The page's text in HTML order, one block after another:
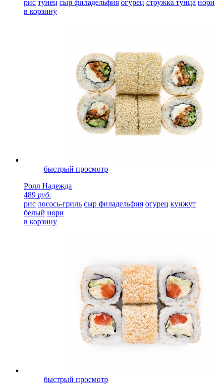
рис тунец сыр филадельфия огурец стружка тунца нори
в корзину
быстрый просмотр
Ролл Надежда
489 руб.
рис лосось-гриль сыр филадельфия огурец кунжут
белый нори
в корзину
быстрый просмотр